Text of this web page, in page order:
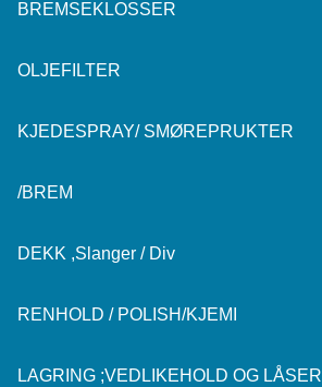
BREMSEKLOSSER
OLJEFILTER
KJEDESPRAY/ SMØREPRUKTER
/BREM
DEKK ,Slanger / Div
RENHOLD / POLISH/KJEMI
LAGRING ;VEDLIKEHOLD OG LÅSER